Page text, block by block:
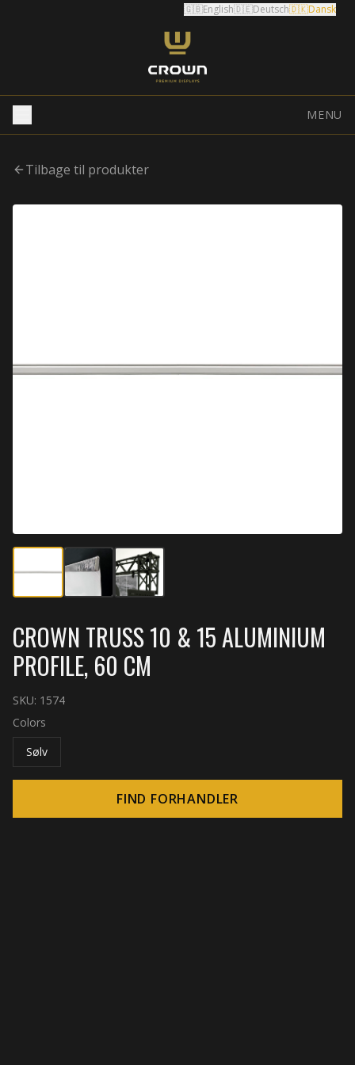
🇬🇧English🇩🇪Deutsch🇩🇰Dansk
MENU
Tilbage til produkter
CROWN TRUSS 10 & 15 ALUMINIUM
PROFILE, 60 CM
SKU: 1574
Colors
Sølv
FIND FORHANDLER